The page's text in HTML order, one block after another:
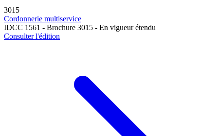
3015
Cordonnerie multiservice
IDCC 1561 - Brochure 3015 - En vigueur étendu
Consulter l'édition